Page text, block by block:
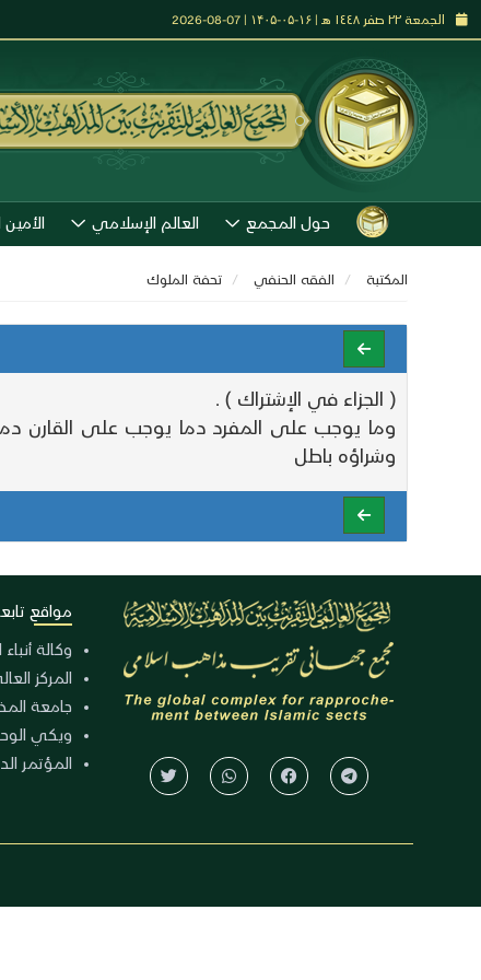
الجمعة ٢٢ صفر ١٤٤٨ هـ | ۱۶-۰۵-۱۴۰۵ | 07-08-2026
حول المجمع العالم الإسلامي الأمين
المكتبة الفقه الحنفي تحفة الملوك
( الجزاء في الإشتراك ) .
وما يوجب على المفرد دما يوجب على القارن
وشراؤه باطل
مواقع
وكالة
المركز
جامعة
ويكي
المؤتمر الدولي الـ 39